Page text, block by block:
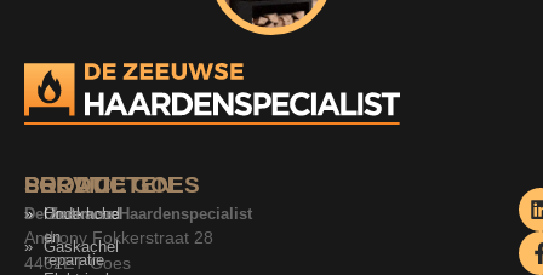
SERVICE
Onderhoud
en
reparatie
PRODUCTEN
Houtkachel
Gaskachel
LOCATIE GOES
De Zeeuwse Haardenspecialist
Anthony Fokkerstraat 28
4462ET Goes